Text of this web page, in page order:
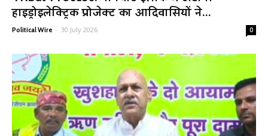
हाइड्रोइलेक्ट्रिक प्रोजेक्ट का आदिवासियों ने...
Political Wire - 30 July 2026 0